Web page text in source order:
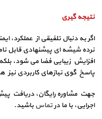
نتیجه‌ گیری
اگر به دنبال تلفیقی از
نرده شیشه‌ ای پیشنهادی قابل
افزایش زیبایی فضا می‌ شود،
پاسخ‌ گوی نیازهای کاربردی
جهت مشاوره رایگان، دریافت
اجرایی، با ما درتماس باشید.